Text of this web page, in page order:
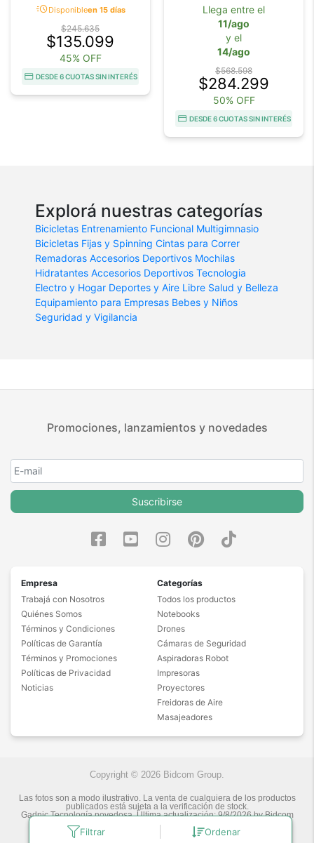
Filtrar Ordenar
acuteDisponibleen 15 días
$245.635
$135.099
45% OFF
DESDE 6 CUOTAS SIN INTERÉS
Llega entre el
11/ago
y el
14/ago
$568.598
$284.299
50% OFF
DESDE 6 CUOTAS SIN INTERÉS
Explorá nuestras categorías
Bicicletas Entrenamiento Funcional Multigimnasio
Bicicletas Fijas y Spinning Cintas para Correr
Remadoras Accesorios Deportivos Mochilas
Hidratantes Accesorios Deportivos Tecnologia
Electro y Hogar Deportes y Aire Libre Salud y Belleza
Equipamiento para Empresas Bebes y Niños
Seguridad y Vigilancia
Promociones, lanzamientos y novedades
Suscribirse
Empresa
Trabajá con Nosotros
Quiénes Somos
Términos y Condiciones
Políticas de Garantía
Términos y Promociones
Políticas de Privacidad
Noticias
Categorías
Todos los productos
Notebooks
Drones
Cámaras de Seguridad
Aspiradoras Robot
Impresoras
Proyectores
Freidoras de Aire
Masajeadores
Copyright © 2026 Bidcom Group.
Las fotos son a modo ilustrativo. La venta de cualquiera de los productos
publicados está sujeta a la verificación de stock.
Gadnic Tecnología novedosa.Última actualización:9/8/2026byBidcom
S.R.L.